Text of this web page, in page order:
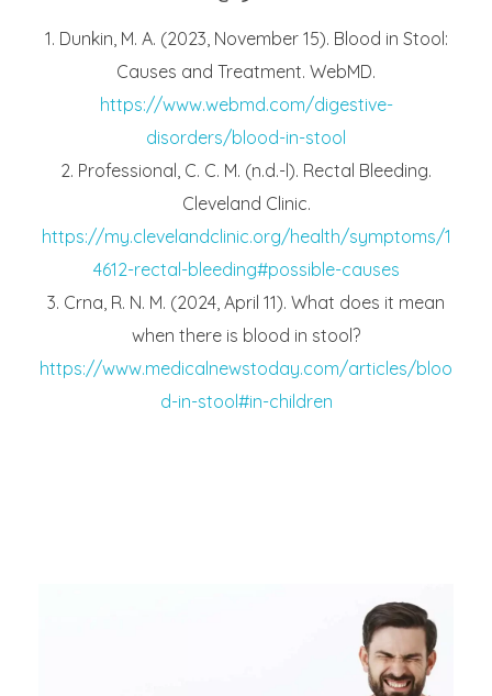
Dunkin, M. A. (2023, November 15). Blood in Stool:
Causes and Treatment. WebMD.
https://www.webmd.com/digestive-
disorders/blood-in-stool
Professional, C. C. M. (n.d.-l). Rectal Bleeding.
Cleveland Clinic.
https://my.clevelandclinic.org/health/symptoms/1
4612-rectal-bleeding#possible-causes
Crna, R. N. M. (2024, April 11). What does it mean
when there is blood in stool?
https://www.medicalnewstoday.com/articles/bloo
d-in-stool#in-children